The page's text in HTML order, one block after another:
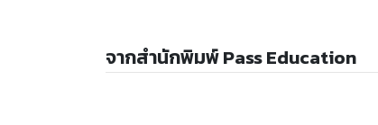
จากสำนักพิมพ์ Pass Education